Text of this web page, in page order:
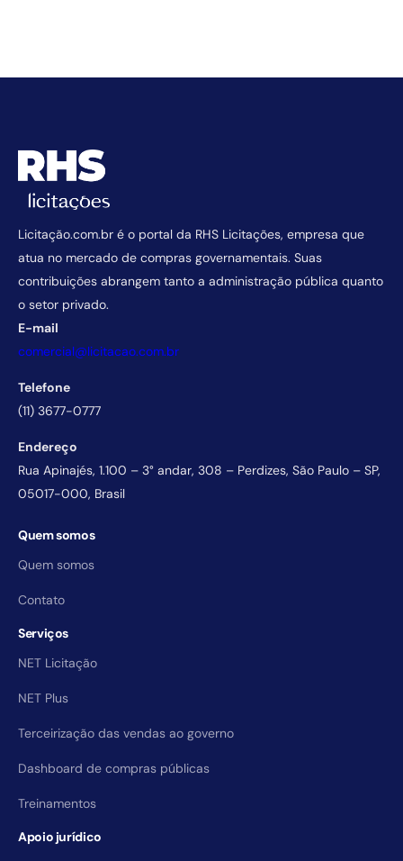
Licitação.com.br é o portal da RHS Licitações, empresa que
atua no mercado de compras governamentais. Suas
contribuições abrangem tanto a administração pública quanto
o setor privado.
E-mail
comercial@licitacao.com.br
Telefone
(11) 3677-0777
Endereço
Rua Apinajés, 1.100 – 3° andar, 308 – Perdizes, São Paulo – SP,
05017-000, Brasil
Quem somos
Quem somos
Contato
Serviços
NET Licitação
NET Plus
Terceirização das vendas ao governo
Dashboard de compras públicas
Treinamentos
Apoio jurídico